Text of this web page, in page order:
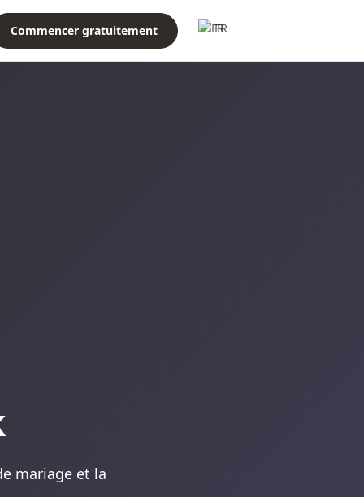
Commencer gratuitement FR
mariage et la